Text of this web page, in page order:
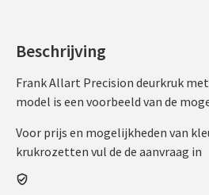
Beschrijving
Frank Allart Precision deurkruk
model is een voorbeeld van de
Voor prijs en mogelijkheden van
krukrozetten vul de de aanvraag in